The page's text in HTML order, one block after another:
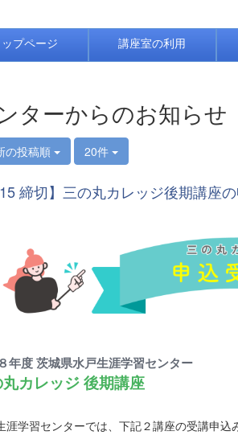
ップページ 講座室の利用
ターからのお知らせ
の投稿順 20件
15 締切】三の丸カレッジ後期講座
年度 茨城県水戸生涯学習センター
カレッジ 後期講座
涯学習センターでは、下記２講座の受講申込